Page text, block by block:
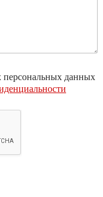
персональных данных